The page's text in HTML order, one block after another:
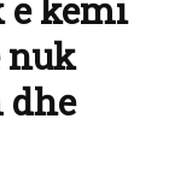
e kemi
nuk
dhe